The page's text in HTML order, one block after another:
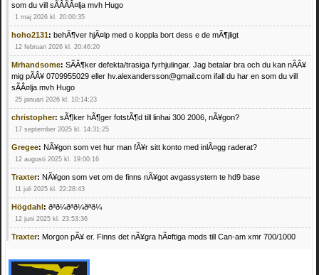
som du vill sÃÂÃÂ¤lja mvh Hugo
1 maj 2026 kl. 20:00:35
hoho2131: behÃ¶ver hjÃ¤lp med o koppla bort dess e de mÃ¶jligt
12 februari 2026 kl. 20:46:20
Mrhandsome: SÃÂ¶ker defekta/trasiga fyrhjulingar. Jag betalar bra och du kan nÃÂ¥
mig pÃÂ¥ 0709955029 eller hv.alexandersson@gmail.com ifall du har en som du vill
sÃÂ¤lja mvh Hugo
25 januari 2026 kl. 10:14:23
christopher: sÃ¶ker hÃ¶ger fotstÃ¶d till linhai 300 2006, nÃ¥gon?
17 september 2025 kl. 14:31:25
Gregee: NÃ¥gon som vet hur man fÃ¥r sitt konto med inlÃ¤gg raderat?
12 augusti 2025 kl. 19:00:16
Traxter: NÃ¥gon som vet om de finns nÃ¥got avgassystem te hd9 base
11 juli 2025 kl. 22:28:43
Högdahl: ðªð¼ðªð¼ðªð¼
12 juni 2025 kl. 23:53:36
Traxter: Morgon pÃ¥ er. Finns det nÃ¥gra hÃ¤ftiga mods till Can-am xmr 700/1000
Mrhandsome:SÃ¶ker defekta/trasiga fyrhjulingar. Jag betalar bra och du kan nÃ¥ mig